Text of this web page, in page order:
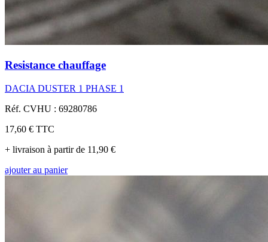
Resistance chauffage
DACIA DUSTER 1 PHASE 1
Réf. CVHU : 69280786
17,60 € TTC
+ livraison à partir de 11,90 €
ajouter au panier